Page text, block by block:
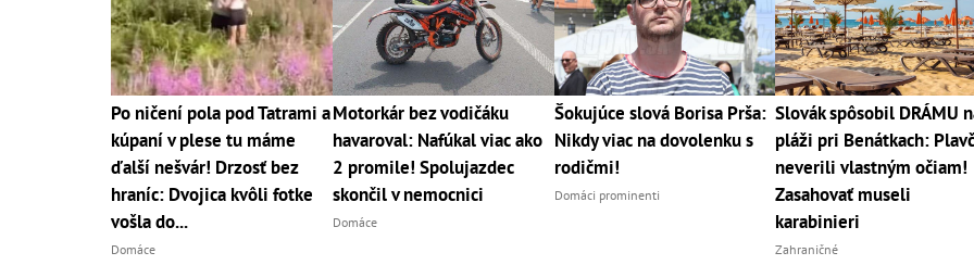
Po ničení pola pod Tatrami a
kúpaní v plese tu máme
ďalší nešvár! Drzosť bez
hraníc: Dvojica kvôli fotke
vošla do...
Domáce
Motorkár bez vodičáku
havaroval: Nafúkal viac ako
2 promile! Spolujazdec
skončil v nemocnici
Domáce
Šokujúce slová Borisa Prša:
Nikdy viac na dovolenku s
rodičmi!
Domáci prominenti
Slovák spôsobil DRÁMU
pláži pri Benátkach:
neverili vlastným očiam!
Zasahovať museli
karabinieri
Zahraničné